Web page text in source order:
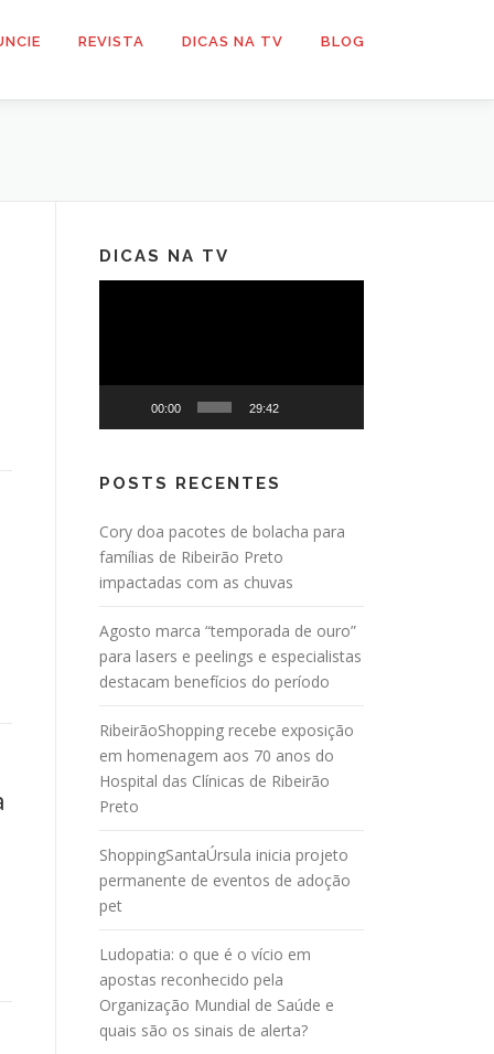
REVISTA DICAS NA TV BLOG
DICAS NA TV
00:00 29:42
POSTS RECENTES
Cory doa pacotes de bolacha para
famílias de Ribeirão Preto
impactadas com as chuvas
Agosto marca “temporada de ouro”
para lasers e peelings e especialistas
destacam benefícios do período
RibeirãoShopping recebe exposição
em homenagem aos 70 anos do
Hospital das Clínicas de Ribeirão
Preto
ShoppingSantaÚrsula inicia projeto
permanente de eventos de adoção
pet
Ludopatia: o que é o vício em
apostas reconhecido pela
Organização Mundial de Saúde e
quais são os sinais de alerta?